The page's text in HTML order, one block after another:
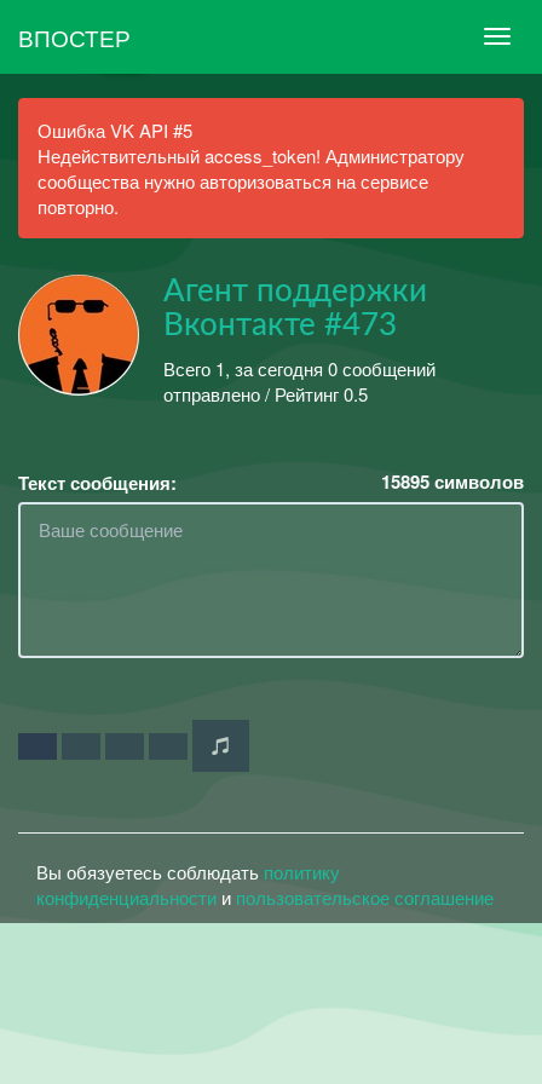
ВПОСТЕР
Ошибка VK API #5
Недействительный access_token! Администратору
сообщества нужно авторизоваться на сервисе
повторно.
Агент поддержки
Вконтакте #473
Всего 1, за сегодня 0 сообщений
отправлено / Рейтинг 0.5
Текст сообщения: 15895символов
Вы обязуетесь соблюдать политику
конфиденциальности и пользовательское соглашение